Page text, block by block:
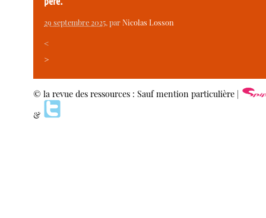
29 septembre 2025, parNicolas Losson
<
>
© la revue des ressources : Sauf mention particulière |
&